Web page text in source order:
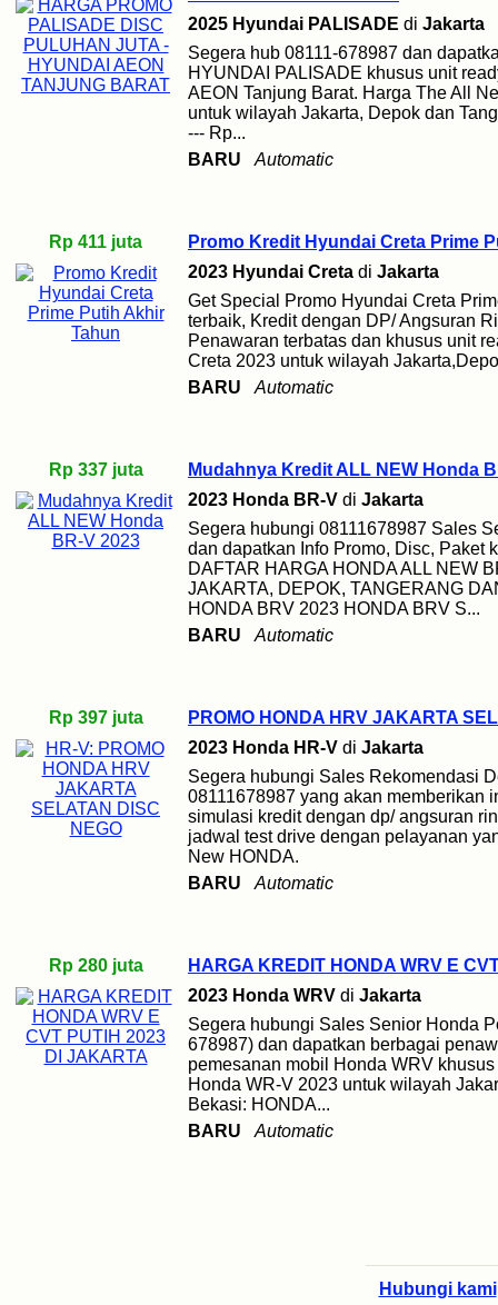
2025 Hyundai PALISADE di Jakarta
Segera hub 08111-678987 dan
HYUNDAI PALISADE khusus unit
AEON Tanjung Barat. Harga The All
untuk wilayah Jakarta, Depok dan
--- Rp...
BARU
Automatic
Rp 411 juta
Promo Kredit Hyundai Creta Prime
2023 Hyundai Creta di Jakarta
Get Special Promo Hyundai Creta
terbaik, Kredit dengan DP/ Angsuran
Penawaran terbatas dan khusus unit
Creta 2023 untuk wilayah
BARU
Automatic
Rp 337 juta
Mudahnya Kredit ALL NEW Honda
2023 Honda BR-V di Jakarta
Segera hubungi 08111678987 Sales
dan dapatkan Info Promo, Disc, Paket
DAFTAR HARGA HONDA ALL NEW
JAKARTA, DEPOK, TANGERANG
HONDA BRV 2023 HONDA BRV S...
BARU
Automatic
Rp 397 juta
PROMO HONDA HRV JAKARTA
2023 Honda HR-V di Jakarta
Segera hubungi Sales Rekomendasi
08111678987 yang akan memberikan
simulasi kredit dengan dp/ angsuran
jadwal test drive dengan pelayanan
New HONDA.
BARU
Automatic
Rp 280 juta
HARGA KREDIT HONDA WRV E
2023 Honda WRV di Jakarta
Segera hubungi Sales Senior Honda
678987) dan dapatkan berbagai
pemesanan mobil Honda WRV
Honda WR-V 2023 untuk wilayah
Bekasi: HONDA...
BARU
Automatic
Hubungi kami